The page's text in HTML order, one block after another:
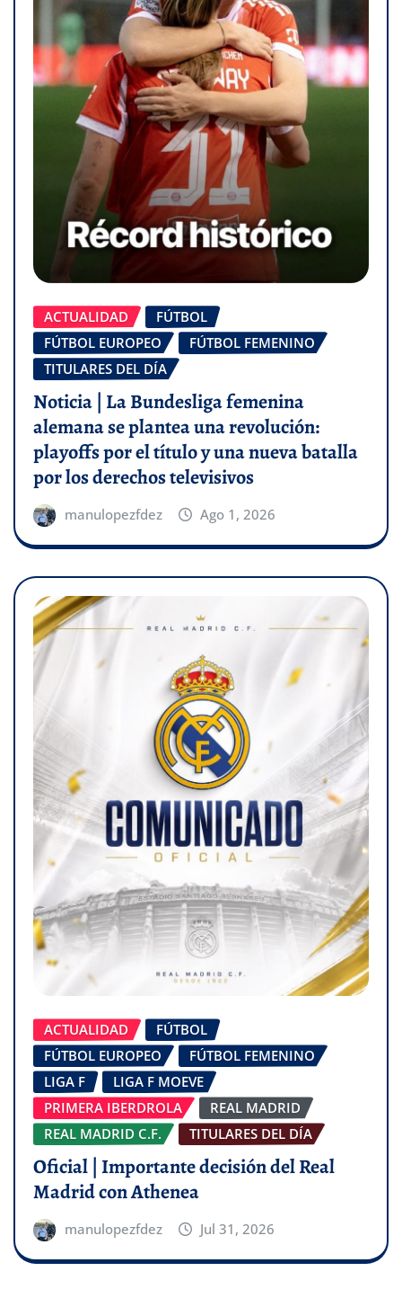
ACTUALIDAD
FÚTBOL
FÚTBOL EUROPEO
FÚTBOL FEMENINO
TITULARES DEL DÍA
Noticia | La Bundesliga femenina
alemana se plantea una revolución:
playoffs por el título y una nueva batalla
por los derechos televisivos
manulopezfdez Ago 1, 2026
ACTUALIDAD
FÚTBOL
FÚTBOL EUROPEO
FÚTBOL FEMENINO
LIGA F
LIGA F MOEVE
PRIMERA IBERDROLA
REAL MADRID
REAL MADRID C.F.
TITULARES DEL DÍA
Oficial | Importante decisión del Real
Madrid con Athenea
manulopezfdez Jul 31, 2026